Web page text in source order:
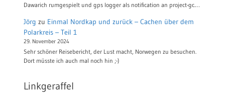
Dawarich rumgespielt und gps logger als notification an project-gc.…
Jörg zu Einmal Nordkap und zurück – Cachen über dem
Polarkreis – Teil 1
29. November 2024
Sehr schöner Reisebericht, der Lust macht, Norwegen zu besuchen.
Dort müsste ich auch mal noch hin ;-)
Linkgeraffel